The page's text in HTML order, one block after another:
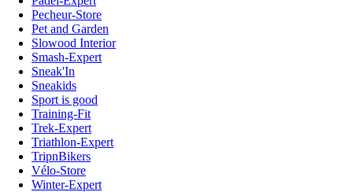
Pecheur-Store
Pet and Garden
Slowood Interior
Smash-Expert
Sneak'In
Sneakids
Sport is good
Training-Fit
Trek-Expert
Triathlon-Expert
TripnBikers
Vélo-Store
Winter-Expert